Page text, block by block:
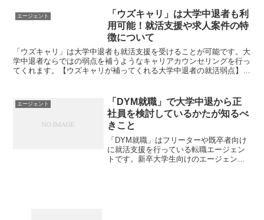
大学中退者も転職支援を受けられます。
公開求人・非公開求...
エージェント
「ウズキャリ」は大学中退者も利
用可能！就活支援や求人案件の特
徴について
「ウズキャリ」は大学中退者も就活支援を受けることが可能です。大
学中退者ならではの弱点を補うようなキャリアカウンセリングを行っ
てくれます。【ウズキャリが補ってくれる大学中退者の就活弱点】一
エージェント
「DYM就職」で大学中退から正
社員を検討しているかたが知るべ
きこと
「DYM就職」はフリーターや既卒者向け
に就活支援を行っている転職エージェン
トです。新卒大学生向けのエージェント